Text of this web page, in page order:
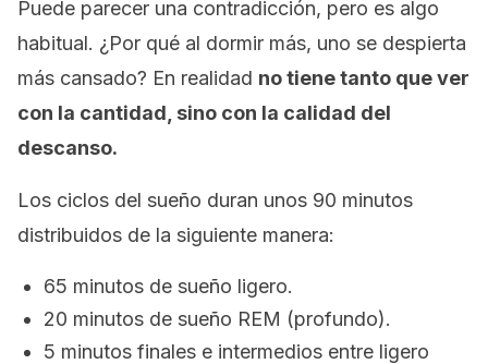
Puede parecer una contradicción, pero es algo
habitual. ¿Por qué al dormir más, uno se despierta
más cansado? En realidad no tiene tanto que ver
con la cantidad, sino con la calidad del
descanso.
Los ciclos del sueño duran unos 90 minutos
distribuidos de la siguiente manera:
65 minutos de sueño ligero.
20 minutos de sueño REM (profundo).
5 minutos finales e intermedios entre ligero